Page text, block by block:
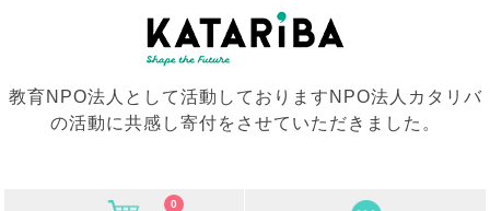
教育NPO法人として活動しておりますNPO法人カタリバ
の活動に共感し寄付をさせていただきました。
0